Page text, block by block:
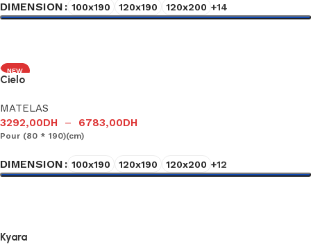
DIMENSION 100x190 120x190 120x200 +14
NEW
Cielo
MATELAS
3292,00DH – 6783,00DH
Pour (80 * 190)(cm)
DIMENSION 100x190 120x190 120x200 +12
Kyara